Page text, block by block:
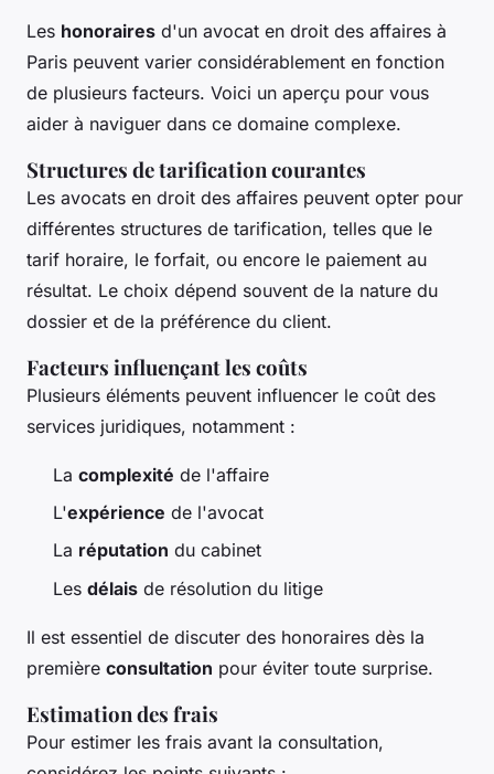
Les honoraires d'un avocat en droit des affaires à
Paris peuvent varier considérablement en fonction
de plusieurs facteurs. Voici un aperçu pour vous
aider à naviguer dans ce domaine complexe.
Structures de tarification courantes
Les avocats en droit des affaires peuvent opter pour
différentes structures de tarification, telles que le
tarif horaire, le forfait, ou encore le paiement au
résultat. Le choix dépend souvent de la nature du
dossier et de la préférence du client.
Facteurs influençant les coûts
Plusieurs éléments peuvent influencer le coût des
services juridiques, notamment :
La complexité de l'affaire
L'expérience de l'avocat
La réputation du cabinet
Les délais de résolution du litige
Il est essentiel de discuter des honoraires dès la
première consultation pour éviter toute surprise.
Estimation des frais
Pour estimer les frais avant la consultation,